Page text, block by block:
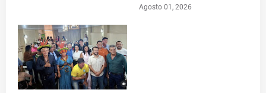
Agosto 01, 2026